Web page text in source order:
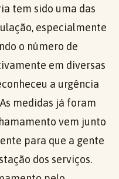
tem sido uma das
especialmente
o número de
em diversas
a urgência
medidas já foram
vem junto
para que a gente
dos serviços.